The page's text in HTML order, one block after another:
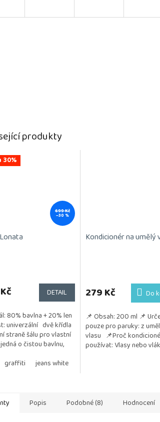
produkty
30%
699 Kč
–30 %
DETAIL
80% bavlna + 20% len
univerzální dvě křídla
straně šálu pro vlastní
o čistou bavlnu,
graffiti jeans white
Kondicionér na umělý
produktu
je
z
5
hvězdiček.
279 Kč Do
📌 Obsah: 200 ml 📌
pouze pro paruky: z
vlasu 📌Proč
používat: Vlasy nebo
Popis Podobné (8) Hodnocení